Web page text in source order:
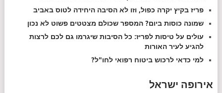
פריז בקיץ יקרה כפול, וזו לא הסיבה היחידה לטוס באביב
שמונה כוסות ביום? המספר שכולם מצטטים פשוט לא נכון
עולים על טיסות לפריז: כל הסיבות שיגרמו גם לכם לרצות
להגיע לעיר האורות
למי כדאי לרכוש ביטוח רפואי לחו"ל?
אירופה ישראל